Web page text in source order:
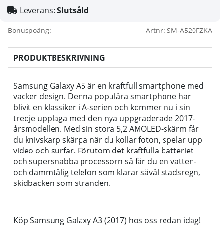
Leverans: Slutsåld
Bonuspoäng: Artnr: SM-A520FZKA
PRODUKTBESKRIVNING
Samsung Galaxy A5 är en kraftfull smartphone med
vacker design. Denna populära smartphone har
blivit en klassiker i A-serien och kommer nu i sin
tredje upplaga med den nya uppgraderade 2017-
årsmodellen. Med sin stora 5,2 AMOLED-skärm får
du knivskarp skärpa när du kollar foton, spelar upp
video och surfar. Förutom det kraftfulla batteriet
och supersnabba processorn så får du en vatten-
och dammtålig telefon som klarar såväl stadsregn,
skidbacken som stranden.
Köp Samsung Galaxy A3 (2017) hos oss redan idag!